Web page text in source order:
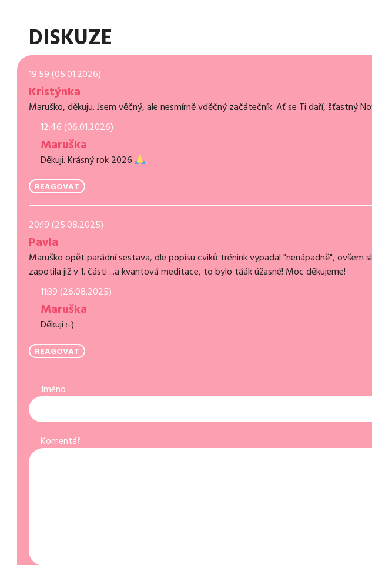
DISKUZE
19:59 (05.01.2026)
Kristýnka
Maruško, děkuju. Jsem věčný, ale nesmírně vděčný začátečník. Ať se Ti daří, šťastný
12:46 (06.01.2026)
Maruška
Děkuji. Krásný rok 2026
REAGOVAT
20:19 (25.08.2025)
Pavla
Maruško opět parádní sestava, dle popisu cviků trénink vypadal "nenápadně", ovšem
zapotila již v 1. části ...a kvantová meditace, to bylo táák úžasné! Moc děkujeme!
11:39 (26.08.2025)
Maruška
Děkuji :-)
REAGOVAT
Jméno
Komentář